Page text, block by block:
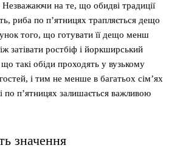
Незважаючи на те, що обидві традиції
риба по п’ятницях трапляється дещо
того, що готувати її дещо менш
затівати ростбіф і йоркширський
такі обіди проходять у вузькому
і тим не менше в багатьох сім’ях
по п’ятницях залишається важливою
значення